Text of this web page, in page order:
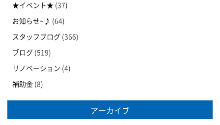
★イベント★ (37)
お知らせ~♪ (64)
スタッフブログ (366)
ブログ (519)
リノベーション (4)
補助金 (8)
アーカイブ